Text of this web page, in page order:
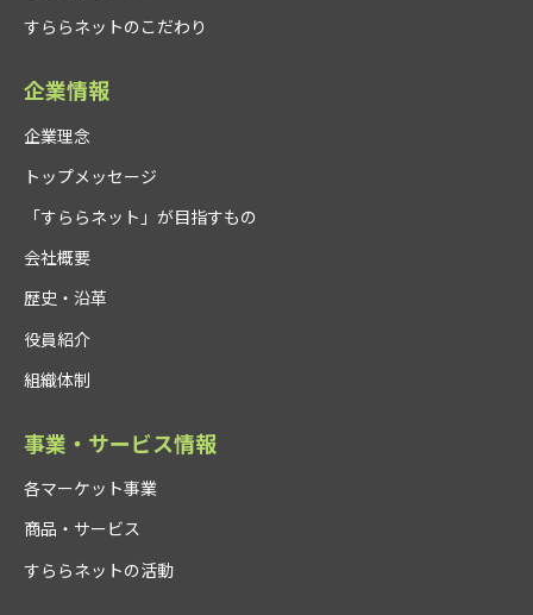
すららネットのこだわり
企業情報
企業理念
トップメッセージ
「すららネット」が目指すもの
会社概要
歴史・沿革
役員紹介
組織体制
事業・サービス情報
各マーケット事業
商品・サービス
すららネットの活動